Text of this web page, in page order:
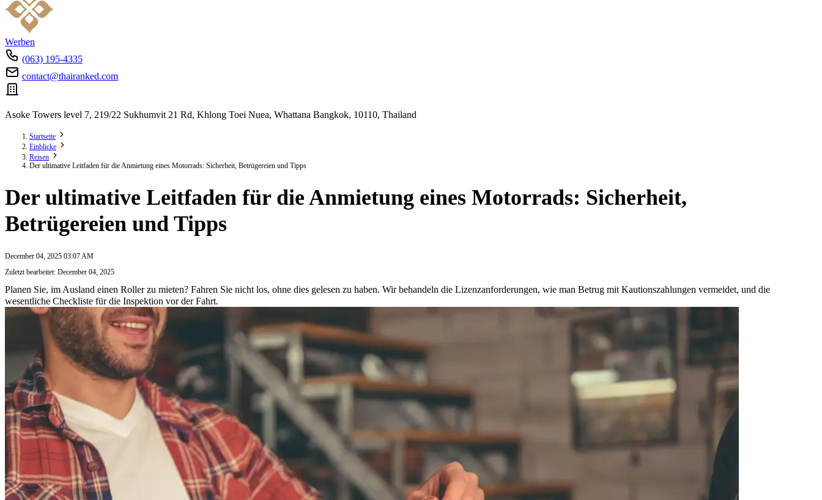
Werben
(063) 195-4335
contact@thairanked.com
Asoke Towers level 7, 219/22 Sukhumvit 21 Rd, Khlong Toei Nuea, Whattana Bangkok, 10110, Thailand
Startseite
Einblicke
Reisen
Der ultimative Leitfaden für die Anmietung eines Motorrads: Sicherheit, Betrügereien und Tipps
Der ultimative Leitfaden für die Anmietung eines Motorrads: Sicherheit,
Betrügereien und Tipps
December 04, 2025 03:07 AM
Zuletzt bearbeitet: December 04, 2025
Planen Sie, im Ausland einen Roller zu mieten? Fahren Sie nicht los, ohne dies gelesen zu haben. Wir behandeln die Lizenzanforderungen, wie man Betrug mit Kautionszahlungen vermeidet, und die
wesentliche Checkliste für die Inspektion vor der Fahrt.